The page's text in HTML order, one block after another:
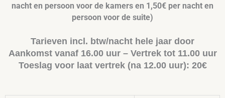
nacht en persoon voor de kamers en 1,50€ per nacht en
persoon voor de suite)
Tarieven incl. btw/nacht hele jaar door
Aankomst vanaf 16.00 uur – Vertrek tot 11.00 uur
Toeslag voor laat vertrek (na 12.00 uur): 20€